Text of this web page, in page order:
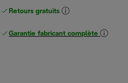
Retours gratuits
Garantie fabricant complète